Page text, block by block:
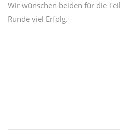
Wir wünschen beiden für die
Runde viel Erfolg.